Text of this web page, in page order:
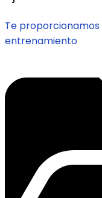
Te proporcionamos
entrenamiento